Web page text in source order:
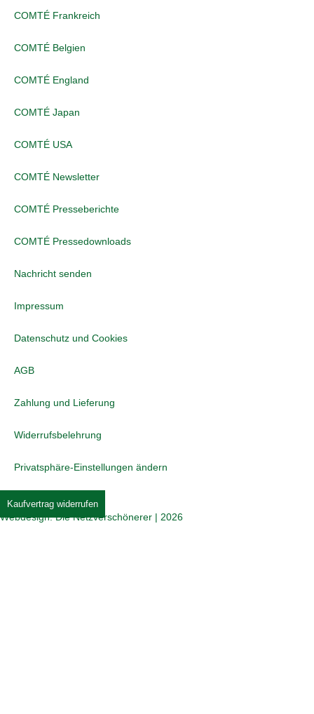
COMTÉ Frankreich
COMTÉ Belgien
COMTÉ England
COMTÉ Japan
COMTÉ USA
COMTÉ Newsletter
COMTÉ Presseberichte
COMTÉ Pressedownloads
Nachricht senden
Impressum
Datenschutz und Cookies
AGB
Zahlung und Lieferung
Widerrufsbelehrung
Privatsphäre-Einstellungen ändern
Kaufvertrag widerrufen
Webdesign: Die Netzverschönerer | 2026